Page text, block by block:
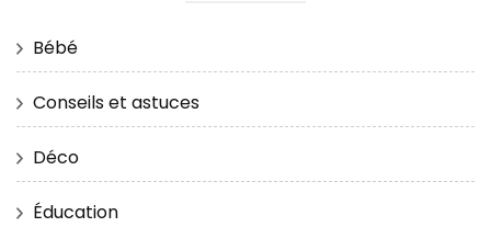
Bébé
Conseils et astuces
Déco
Éducation